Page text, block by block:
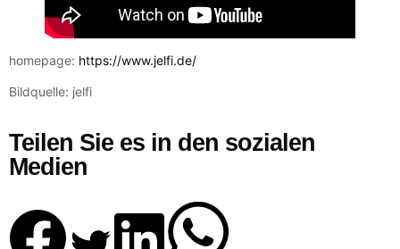
homepage: https://www.jelfi.de/
Bildquelle: jelfi
Teilen Sie es in den sozialen
Medien